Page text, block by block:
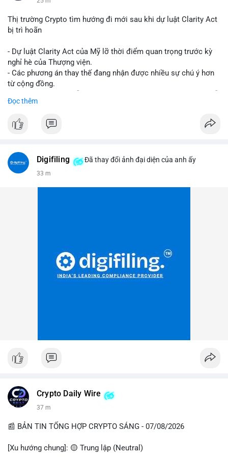
Thị trường Crypto tìm hướng đi mới sau khi dự luật Clarity Act
bị trì hoãn
- Dự luật Clarity Act của Mỹ lỡ thời điểm quan trọng trước kỳ
nghỉ hè của Thượng viện.
- Các phương án thay thế đang nhận được nhiều sự chú ý hơn
từ cộng đồng.
về pháp lý.
#binancesquare
#vlikevn #titanbot
Đọc thêm
Digifiling Đã thay đổi ảnh đại diện của anh ấy
33 m
Crypto Daily Wire
37 m
📰 BẢN TIN TỔNG HỢP CRYPTO SÁNG - 07/08/2026
[Xu hướng chung]: 🟡 Trung lập (Neutral)